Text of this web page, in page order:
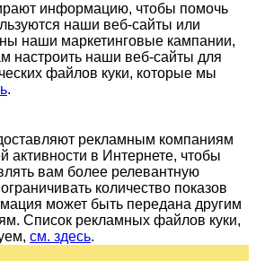
информацию, чтобы помочь
наши веб-сайты или
наши маркетинговые кампании,
настроить наши веб-сайты для
файлов куки, которые мы
.
рекламным компаниям
в Интернете, чтобы
вам более релевантную
количество показов
может быть передана другим
Список рекламных файлов куки,
см. здесь.